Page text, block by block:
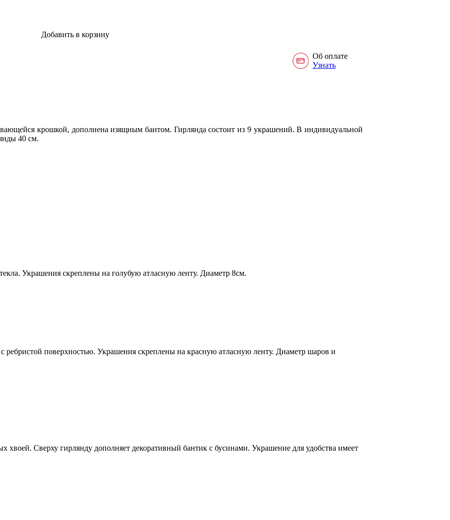
Добавить в корзину
Об оплате
Узнать
крошкой, дополнена изящным бантом. Гирлянда состоит из 9 украшений. В индивидуальной
40 см.
Украшения скреплены на голубую атласную ленту. Диаметр 8см.
поверхностью. Украшения скреплены на красную атласную ленту. Диаметр шаров и
Сверху гирлянду дополняет декоративный бантик с бусинами. Украшение для удобства имеет